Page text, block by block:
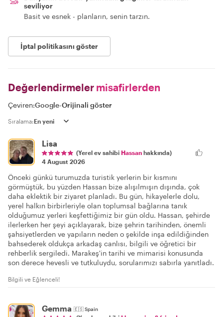
seviliyor
Basit ve esnek - planların, senin tarzın.
İptal politikasını göster
Değerlendirmeler misafirlerden
Çeviren:Google-Orijinali göster
Sıralama:
Lisa
(Yerel ev sahibi Hassan hakkında)
4 August 2026
Önceki günkü turumuzda turistik yerlerin bir kısmını
görmüştük, bu yüzden Hassan bize alışılmışın dışında, çok
daha eklektik bir ziyaret planladı. Bu gün, hikayelerle dolu,
yerel halkın birbirleriyle olan toplumsal bağlarına tanık
olduğumuz yerleri keşfettiğimiz bir gün oldu. Hassan, şehirde
ilerlerken her şeyi açıklayarak, bize şehrin tarihinden, önemli
şahsiyetlerden ve yapıların neden o şekilde inşa edildiğinden
bahsederek oldukça arkadaş canlısı, bilgili ve öğretici bir
rehberlik sergiledi. Marakeş'in tarihi ve mimarisi konusunda
son derece hevesli ve tutkuluydu, sorularımızı sabırla yanıtladı.
Bilgili ve Eğlenceli!
Gemma 🇪🇸Spain